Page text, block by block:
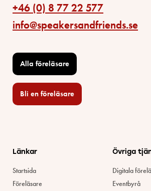
+46 (0) 8 77 22 577
info@speakersandfriends.se
Alla föreläsare
Bli en föreläsare​
Länkar
Startsida
Föreläsare
Övriga
Digitala
Eventbyrå